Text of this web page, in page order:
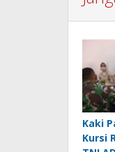
Kaki
Kursi